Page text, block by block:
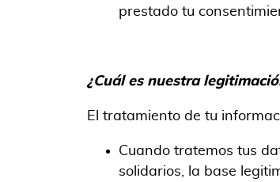
prestado tu
¿Cuál es nuestra
El tratamiento de tu
Cuando tratemos tus
solidarios, la base